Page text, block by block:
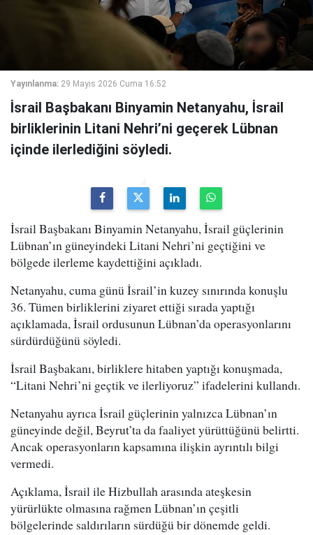
Yayınlanma: 29 Mayıs 2026 Cuma 16:52
İsrail Başbakanı Binyamin Netanyahu, İsrail
birliklerinin Litani Nehri’ni geçerek Lübnan
içinde ilerlediğini söyledi.
İsrail Başbakanı Binyamin Netanyahu, İsrail güçlerinin
Lübnan’ın güneyindeki Litani Nehri’ni geçtiğini ve
bölgede ilerleme kaydettiğini açıkladı.
Netanyahu, cuma günü İsrail’in kuzey sınırında konuşlu
36. Tümen birliklerini ziyaret ettiği sırada yaptığı
açıklamada, İsrail ordusunun Lübnan’da operasyonlarını
sürdürdüğünü söyledi.
İsrail Başbakanı, birliklere hitaben yaptığı konuşmada,
“Litani Nehri’ni geçtik ve ilerliyoruz” ifadelerini kullandı.
Netanyahu ayrıca İsrail güçlerinin yalnızca Lübnan’ın
güneyinde değil, Beyrut’ta da faaliyet yürüttüğünü belirtti.
Ancak operasyonların kapsamına ilişkin ayrıntılı bilgi
vermedi.
Açıklama, İsrail ile Hizbullah arasında ateşkesin
yürürlükte olmasına rağmen Lübnan’ın çeşitli
bölgelerinde saldırıların sürdüğü bir dönemde geldi.